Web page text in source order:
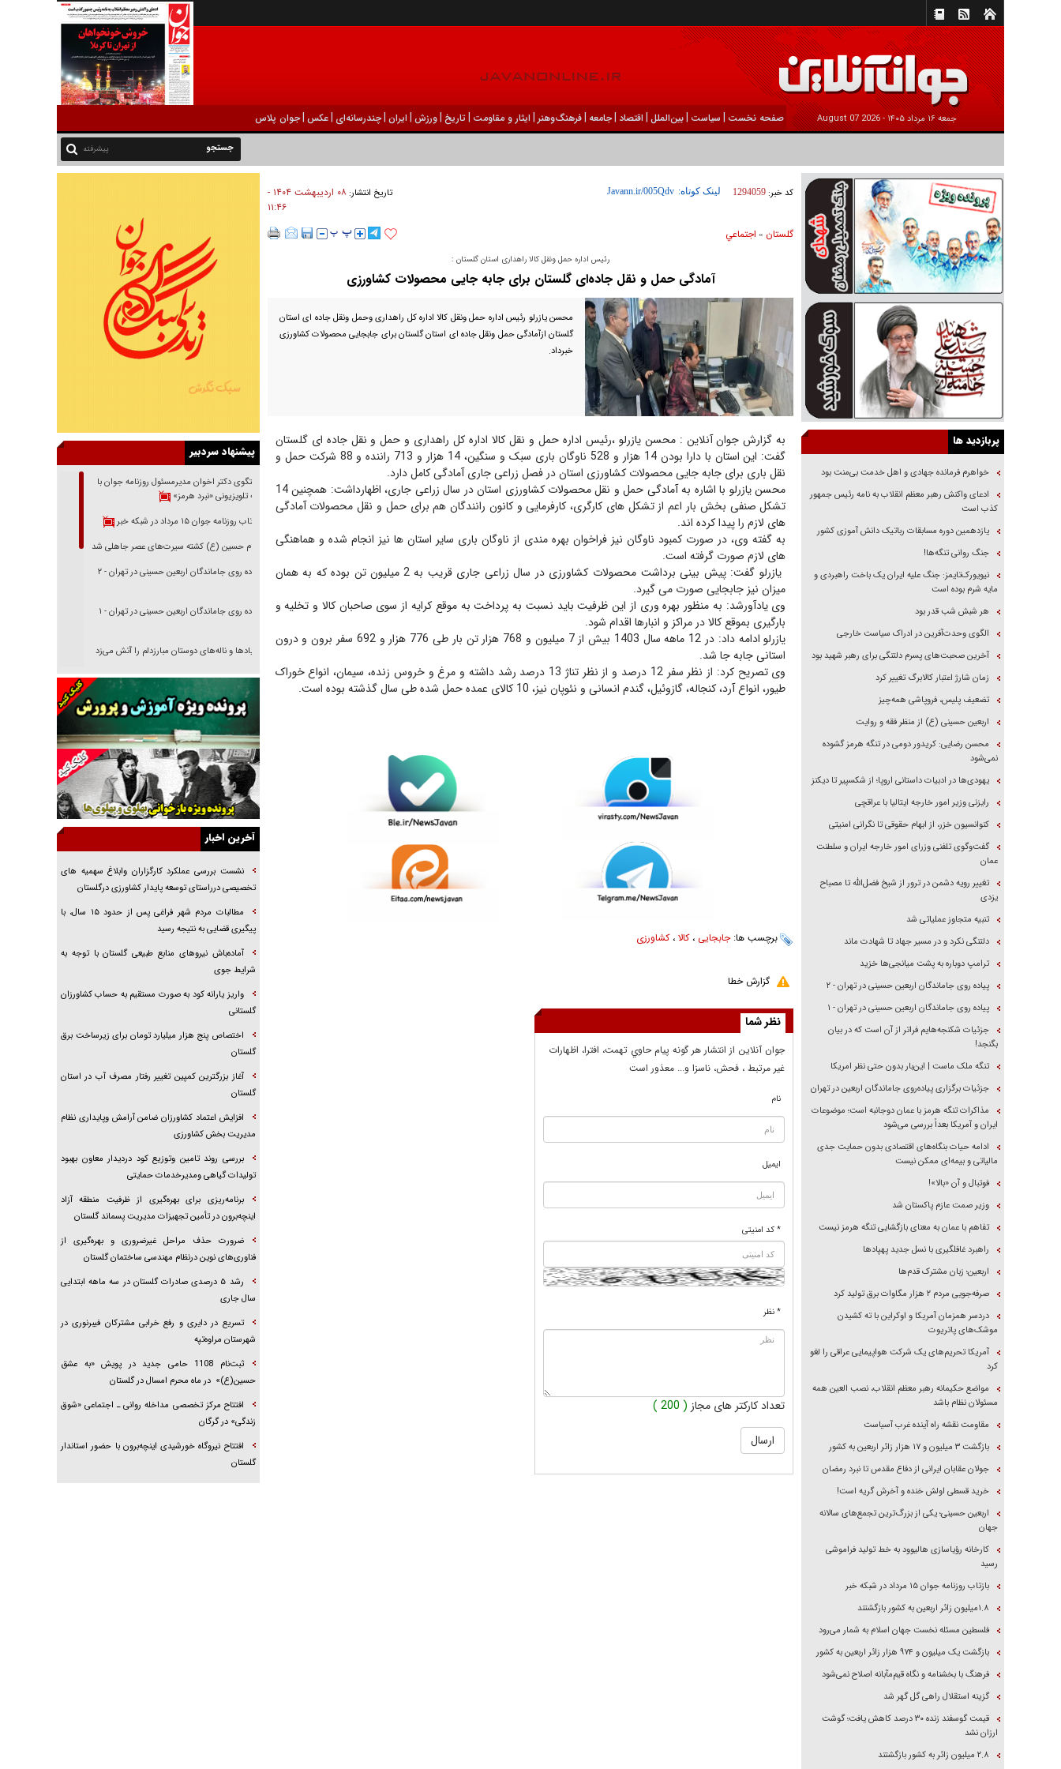
جمعه ۱۶ مرداد ۱۴۰۵ - 2026 August 07 صفحه نخست | سیاست |بين‌الملل | اقتصاد |جامعه |فرهنگ‌و‌هنر | ایثار و مقاومت |تاریخ |ورزش | ايران |چندرسانه‌ای |عکس |جوان پلاس
پیشرفته
کد خبر: 1294059 لینک کوتاه: تاریخ انتشار:
۰۸ ارديبهشت ۱۴۰۴ -
۱۱:۴۶
گلستان » اجتماعي
رئیس اداره حمل ونقل کالا راهداری استان گلستان :
آمادگی حمل و نقل جاده‌ای گلستان برای جابه جایی محصولات کشاورزی
محسن یازرلو رئیس اداره حمل ونقل کالا اداره کل راهداری وحمل ونقل جاده ای استان
گلستان ازآمادگی حمل ونقل جاده ای استان گلستان برای جابجایی محصولات کشاورزی
خبرداد.
به گزارش جوان آنلاین : محسن یازرلو ،رئیس اداره حمل و نقل کالا اداره کل راهداری و حمل و نقل جاده ای گلستان
گفت: این استان با دارا بودن 14 هزار و 528 ناوگان باری سبک و سنگین، 14 هزار و 713 راننده و 88 شرکت حمل و
نقل باری برای جابه جایی محصولات کشاورزی استان در فصل زراعی جاری آمادگی کامل دارد.
محسن یازرلو با اشاره به آمادگی حمل و نقل محصولات کشاورزی استان در سال زراعی جاری، اظهارداشت: همچنین 14
تشکل صنفی بخش بار اعم از تشکل های کارگری، کارفرمایی و کانون رانندگان هم برای حمل و نقل محصولات آمادگی
های لازم را پیدا کرده اند.
به گفته وی، در صورت کمبود ناوگان نیز فراخوان بهره مندی از ناوگان باری سایر استان ها نیز انجام شده و هماهنگی
های لازم صورت گرفته است.
یازرلو گفت: پیش بینی برداشت محصولات کشاورزی در سال زراعی جاری قریب به 2 میلیون تن بوده که به همان
میزان نیز جابجایی صورت می گیرد.
وی یادآورشد: به منظور بهره وری از این ظرفیت باید نسبت به پرداخت به موقع کرایه از سوی صاحبان کالا و تخلیه و
بارگیری بموقع کالا در مراکز و انبارها اقدام شود.
یازرلو ادامه داد: در 12 ماهه سال 1403 بیش از 7 میلیون و 768 هزار تن بار طی 776 هزار و 692 سفر برون و درون
استانی جابه جا شد.
وی تصریح کرد: از نظر سفر 12 درصد و از نظر تناژ 13 درصد رشد داشته و مرغ و خروس زنده، سیمان، انواع خوراک
طیور، انواع آرد، کنجاله، گازوئیل، گندم انسانی و نئوپان نیز، 10 کالای عمده حمل شده طی سال گذشته بوده است.
برچسب ها:جابجایی ،کالا،کشاورزی
گزارش خطا
نظر شما
جوان آنلاين از انتشار هر گونه پيام حاوي تهمت، افترا، اظهارات
غير مرتبط ، فحش، ناسزا و... معذور است
نام
ایمیل
* کد امنیتی
* نظر
تعداد کارکتر های مجاز ( 200 )
پربازدید ها
خواهرم فرمانده جهادی و اهل خدمت بی‌منت بود
ادعای واکنش رهبر معظم انقلاب به نامه رئیس جمهور
کذب است
یازدهمین دوره مسابقات رباتیک دانش آموزی کشور
جنگ روانی تنگه‌ها!
نیویورک‌تایمز: جنگ علیه ایران یک باخت راهبردی و
مایه شرم بوده است
هر شبش شب قدر بود
الگوی وحدت‌آفرین در ادراک سیاست خارجی
آخرین صحبت‌های پسرم دلتنگی برای رهبر شهید بود
زمان شارژ اعتبار کالابرگ تغییر کرد
تضعیف پلیس، فروپاشی همه‌چیز
اربعین حسینی (ع) از منظر فقه و روایت
محسن رضایی: کریدور دومی در تنگه هرمز گشوده
نمی‌شود
یهودی‌ها در ادبیات داستانی اروپا؛ از شکسپیر تا دیکنز
رایزنی وزیر امور خارجه ایتالیا با عراقچی
کنوانسیون خزر، از ابهام حقوقی تا نگرانی امنیتی
گفت‌وگوی تلفنی وزرای امور خارجه ایران و سلطنت
عمان
تغییر رویه دشمن در ترور از شیخ فضل‌الله تا مصباح
یزدی
تنبیه متجاوز عملیاتی شد
دلتنگی نکرد و در مسیر جهاد تا شهادت ماند
ترامپ دوباره به پشت میانجی‌ها خزید
پیاده روی جاماندگان اربعین حسینی در تهران - ۲
پیاده روی جاماندگان اربعین حسینی در تهران - ۱
جزئیات شکنجه‌هایم فراتر از آن است که در بیان
بگنجد!
تنگه ملک ماست | این‌بار بدون حتی نظر امریکا
جزئیات برگزاری پیاده‌روی جاماندگان اربعین در تهران
مذاکرات تنگه هرمز با عمان دوجانبه است؛ موضوعات
ایران و آمریکا بعداً بررسی می‌شود
ادامه حیات بنگاه‌های اقتصادی بدون حمایت جدی
مالیاتی و بیمه‌ای ممکن نیست
فوتبال و آن «بالا»!
وزیر صمت عازم پاکستان شد
تفاهم با عمان به معنای بازگشایی تنگه هرمز نیست
راهبرد غافلگیری با نسل جدید پهپاد‌ها
اربعین؛ زبان مشترک قدم‌ها
صرفه‌جویی مردم ۲ هزار مگاوات برق تولید کرد
دردسر همزمان آمریکا و اوکراین با ته کشیدن
موشک‌های پاتریوت
آمریکا تحریم‌های یک شرکت هواپیمایی عراقی را لغو
کرد
مواضع حکیمانه رهبر معظم انقلاب، نصب العین همه
مسئولان نظام باشد
مقاومت نقشه راه آینده غرب آسیاست
بازگشت ۳ میلیون و ۱۷ هزار زائر اربعین به کشور
جولان عقابان ایرانی از دفاع مقدس تا نبرد رمضان
خرید قسطی اولش خنده و آخرش گریه است!
اربعین حسینی؛ یکی از بزرگ‌ترین تجمع‌های سالانه
جهان
کارخانه رؤیاسازی هالیوود به خط تولید فراموشی
رسید
بازتاب روزنامه جوان ۱۵ مرداد در شبکه خبر
۱.۸میلیون زائر اربعین به کشور بازگشتند
فلسطین مسئله نخست جهان اسلام به شمار می‌رود
بازگشت یک میلیون و ۹۷۴ هزار زائر اربعین به کشور
فرهنگ با بخشنامه و نگاه قیم‌مآبانه اصلاح نمی‌شود
گزینه استقلال راهی گل گهر شد
قیمت گوسفند زنده ۳۰ درصد کاهش یافت؛ گوشت
ارزان نشد
۲.۸ میلیون زائر به کشور بازگشتند
پیشنهاد سردبیر
گفتگوی دکتر اخوان مدیرمسئول روزنامه جوان با
برنامه تلویزیونی «نبرد هرمز»
بازتاب روزنامه جوان ۱۵ مرداد در شبکه خبر
امام حسین (ع) کشته سیرت‌های عصر جاهلی شد
پیاده روی جاماندگان اربعین حسینی در تهران - ۲
پیاده روی جاماندگان اربعین حسینی در تهران - ۱
فریاد‌ها و ناله‌های دوستان مبارزدلم را آتش می‌زد
تغییر رویه دشمن در ترور از شیخ فضل‌الله تا مصباح
خرید قسطی اولش خنده و آخرش گریه است!
فوتبال و آن «بالا»!
راهبرد غافلگیری با نسل جدید پهپاد‌ها
جنجال پزشکان تقلبی در صنعت زیبایی
یهودی‌ها در ادبیات داستانی اروپا؛ از شکسپیر تا
دیکنز
خواهرم فرمانده جهادی و اهل خدمت بی‌منت بود
جزئیات شکنجه‌هایم فراتر از آن است که در بیان
بگنجد!
برابر یورش به پاسگاه‌های پلیس
آخرین اخبار
نشست بررسی عملکرد کارگزاران وابلاغ سهمیه های
تخصیصی درراستای توسعه پایدار کشاورزی درگلستان
مطالبات مردم شهر فراغی پس از حدود ۱۵ سال، با
پیگیری قضایی به نتیجه رسید
آماده‌باش نیروهای منابع طبیعی گلستان با توجه به
شرایط جوی
واریز یارانه کود به صورت مستقیم به حساب کشاورزان
گلستانی
اختصاص پنج هزار میلیارد تومان برای زیرساخت برق
گلستان
آغاز بزرگترین كمپین تغییر رفتار مصرف آب در استان
گلستان
افزایش اعتماد کشاورزان ضامن آرامش وپایداری نظام
مدیریت بخش کشاورزی
بررسی روند تامین وتوزیع کود دردیدار معاون بهبود
تولیدات گیاهی ومدیرخدمات حمایتی
برنامه‌ریزی برای بهره‌گیری از ظرفیت منطقه آزاد
اینچه‌برون در تأمین تجهیزات مدیریت پسماند گلستان
ضرورت حذف مراحل غیرضروری و بهره‌گیری از
فناوری‌های نوین درنظام مهندسی ساختمان گلستان
رشد ۵ درصدی صادرات گلستان در سه ماهه ابتدایی
سال جاری
تسریع در دایری و رفع خرابی مشترکان فیبرنوری در
شهرستان مراوه‌تپه
ثبت‌نام 1108 حامی جدید در پویش «به عشق
حسین(ع)» در ماه محرم امسال در گلستان
افتتاح مرکز تخصصی مداخله روانی ـ اجتماعی «شوق
زندگی» در گرگان
افتتاح نیروگاه خورشیدی اینچه‌برون با حضور استاندار
گلستان